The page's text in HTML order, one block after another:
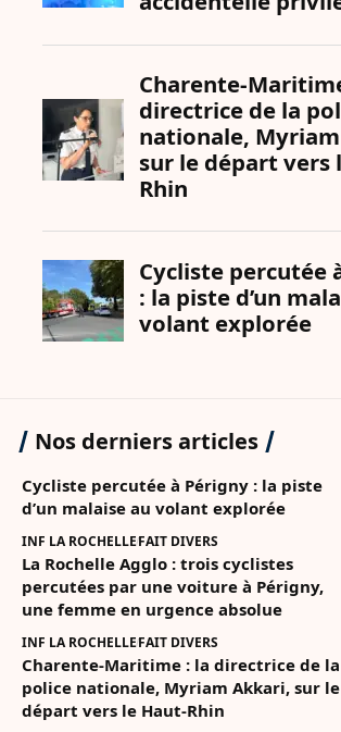
Nos derniers articles
Cycliste percutée à Périgny : la piste
d’un malaise au volant explorée
INF LA ROCHELLEFAIT DIVERS
La Rochelle Agglo : trois cyclistes
percutées par une voiture à Périgny,
une femme en urgence absolue
INF LA ROCHELLEFAIT DIVERS
Charente-Maritime : la directrice de la
police nationale, Myriam Akkari, sur le
départ vers le Haut-Rhin